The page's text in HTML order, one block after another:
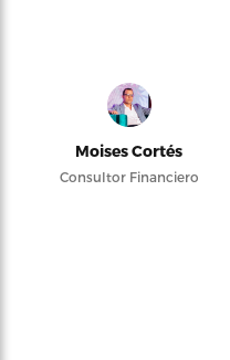
Moises Cortés
Consultor Financiero